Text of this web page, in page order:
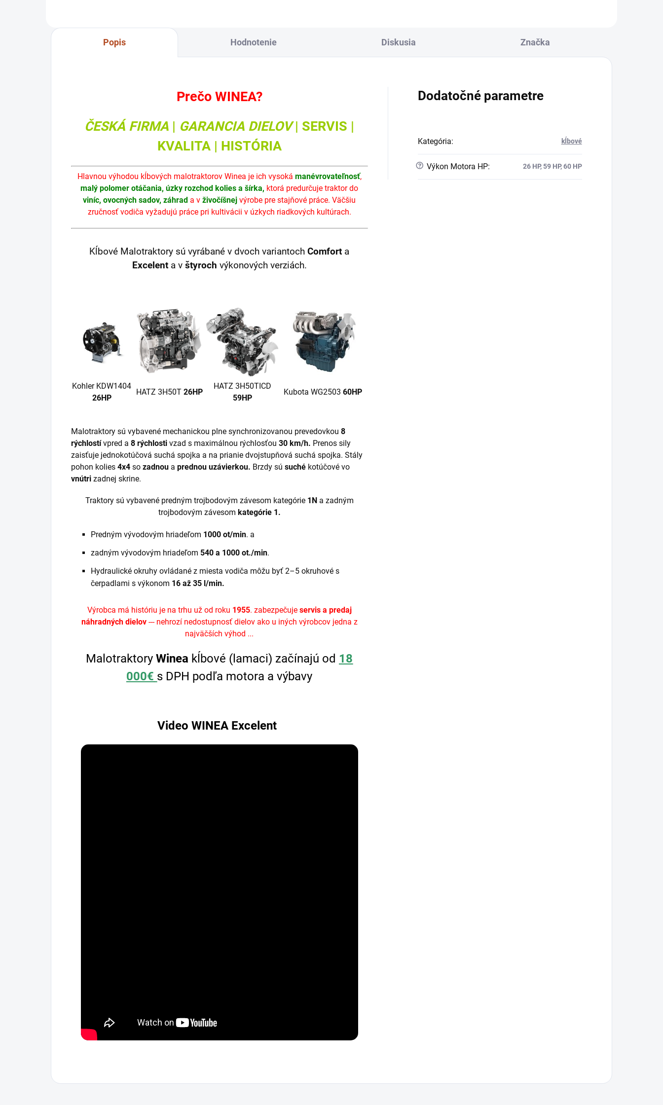
Popis Hodnotenie Diskusia Značka
Prečo WINEA?
ČESKÁ FIRMA | GARANCIA DIELOV| SERVIS |
KVALITA | HISTÓRIA
Hlavnou výhodou kĺbových malotraktorov Winea je ich vysoká manévrovateľnosť,
malý polomer otáčania, úzky rozchod kolies a šírka, ktorá predurčuje traktor do
viníc, ovocných sadov, záhrad a vživočíšnej výrobe pre stajňové práce. Väčšiu
zručnosť vodiča vyžadujú práce pri kultivácii v úzkych riadkových kultúrach.
Kĺbové Malotraktory sú vyrábané v dvoch variantochComfort a
Excelenta v štyroch výkonových verziách.
Kohler KDW1404
26HP
HATZ 3H50T 26HP
HATZ 3H50TICD
59HP
Kubota WG250360HP
Malotraktory sú vybavené mechanickou plne synchronizovanou prevedovkou 8
rýchlostívpred a 8 rýchlosti vzad s maximálnou rýchlosťou 30 km/h. Prenos sily
zaisťuje jednokotúčová suchá spojka a na prianie dvojstupňová suchá spojka. Stály
pohon kolies 4x4 so zadnou a prednou uzávierkou. Brzdy sú suché kotúčové vo
vnútri zadnej skrine.
Traktory sú vybavené predným trojbodovým závesom kategórie 1Na zadným
trojbodovým závesom kategórie 1.
Predným vývodovým hriadeľom 1000 ot/min. a
zadným vývodovým hriadeľom 540 a 1000 ot./min.
Hydraulické okruhy ovládané z miesta vodiča môžu byť 2–5 okruhové s
čerpadlami s výkonom 16 až 35 l/min.
Výrobca má históriu je na trhu už od roku 1955. zabezpečuje servis a predaj
náhradných dielov--- nehrozí nedostupnosť dielov ako u iných výrobcov jedna z
najväčších výhod ...
Malotraktory Winea kĺbové (lamaci) začínajú od 18
000€ s DPH podľa motora a výbavy
Video WINEA Excelent
Dodatočné parametre
Kategória: kĺbové
? Výkon Motora HP: 26 HP, 59 HP, 60 HP